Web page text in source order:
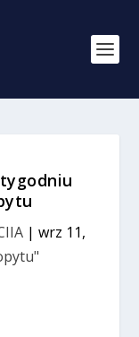
| wrz 11,